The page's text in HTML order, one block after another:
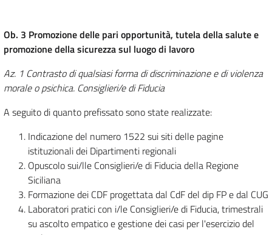
Ob. 3 Promozione delle pari opportunità, tutela della salute e
promozione della sicurezza sul luogo di lavoro
Az. 1 Contrasto di qualsiasi forma di discriminazione e di violenza
morale o psichica. Consiglieri/e di Fiducia
A seguito di quanto prefissato sono state realizzate:
Indicazione del numero 1522 sui siti delle pagine
istituzionali dei Dipartimenti regionali
Opuscolo sui/lle Consiglieri/e di Fiducia della Regione
Siciliana
Formazione dei CDF progettata dal CdF del dip FP e dal CUG
Laboratori pratici con i/le Consiglieri/e di Fiducia, trimestrali
su ascolto empatico e gestione dei casi per l'esercizio del